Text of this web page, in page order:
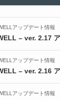
アップデート情報
– ver. 2.17
アップデート情報
– ver. 2.16
アップデート情報